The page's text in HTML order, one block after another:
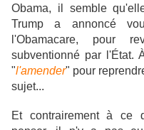
Obama, il semble
Trump a annoncé
l'Obamacare, pour
subventionné par l'État.
"l'amender" pour
sujet...
Et contrairement à ce